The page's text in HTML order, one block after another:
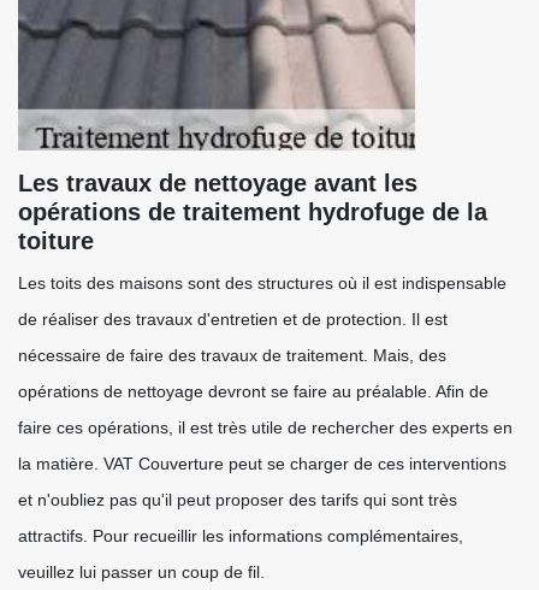
Les travaux de nettoyage avant les
opérations de traitement hydrofuge de la
toiture
Les toits des maisons sont des structures où il est indispensable
de réaliser des travaux d'entretien et de protection. Il est
nécessaire de faire des travaux de traitement. Mais, des
opérations de nettoyage devront se faire au préalable. Afin de
faire ces opérations, il est très utile de rechercher des experts en
la matière. VAT Couverture peut se charger de ces interventions
et n'oubliez pas qu'il peut proposer des tarifs qui sont très
attractifs. Pour recueillir les informations complémentaires,
veuillez lui passer un coup de fil.